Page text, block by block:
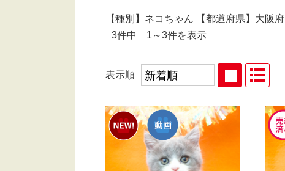
【種別】ネコちゃん 【都道府県】大阪府
3件中 1～3件を表示
表示順